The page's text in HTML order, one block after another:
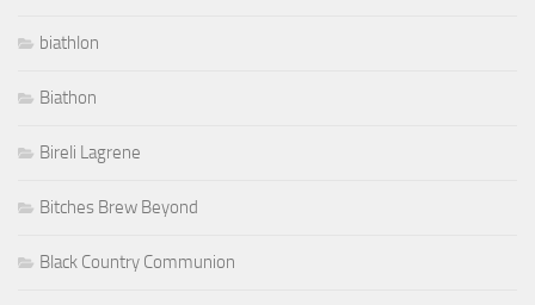
biathlon
Biathon
Bireli Lagrene
Bitches Brew Beyond
Black Country Communion